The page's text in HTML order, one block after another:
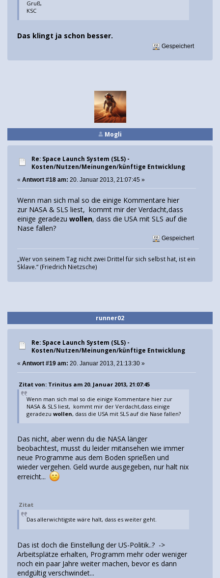
Gruß,
KSC
Das klingt ja schon besser.
Gespeichert
Mogli
Re: Space Launch System (SLS) -
Kosten/Nutzen/Meinungen/künftige Entwicklung
« Antwort #18 am: 20. Januar 2013, 21:07:45 »
Wenn man sich mal so die einige Kommentare hier
zur NASA & SLS liest, kommt mir der Verdacht,dass
einige geradezu wollen, dass die USA mit SLS auf die
Nase fallen?
Gespeichert
„Wer von seinem Tag nicht zwei Drittel für sich selbst hat, ist ein
Sklave.“ (Friedrich Nietzsche)
runner02
Re: Space Launch System (SLS) -
Kosten/Nutzen/Meinungen/künftige Entwicklung
« Antwort #19 am: 20. Januar 2013, 21:13:30 »
Zitat von: Trinitus am 20. Januar 2013, 21:07:45
Wenn man sich mal so die einige Kommentare hier zur
NASA & SLS liest, kommt mir der Verdacht,dass einige
geradezuwollen, dass die USA mit SLS auf die Nase fallen?
Das nicht, aber wenn du die NASA länger
beobachtest, musst du leider mitansehen wie immer
neue Programme aus dem Boden sprießen und
wieder vergehen. Geld wurde ausgegeben, nur halt nix
erreicht...
Zitat
Das allerwichtigste wäre halt, dass es weiter geht.
Das ist doch die Einstellung der US-Politik..? ->
Arbeitsplätze erhalten, Programm mehr oder weniger
noch ein paar Jahre weiter machen, bevor es dann
endgültig verschwindet...